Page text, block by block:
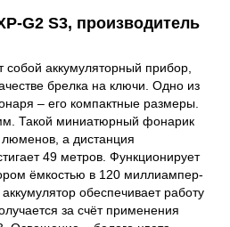
G2 S3, производитель
аккумуляторный прибор,
брелка на ключи. Одно из
– его компактные размеры.
Такой миниатюрный фонарик
люменов, а дистанция
49 метров. Функционирует
ёмкостью в 120 миллиампер-
обеспечивает работу
за счёт применения